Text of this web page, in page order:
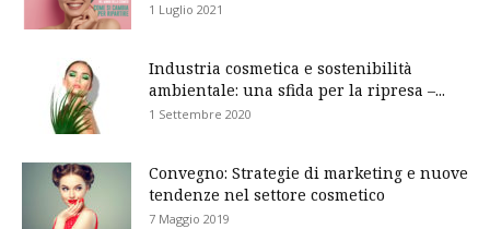
1 Luglio 2021
Industria cosmetica e sostenibilità
ambientale: una sfida per la ripresa –...
1 Settembre 2020
Convegno: Strategie di marketing e nuove
tendenze nel settore cosmetico
7 Maggio 2019